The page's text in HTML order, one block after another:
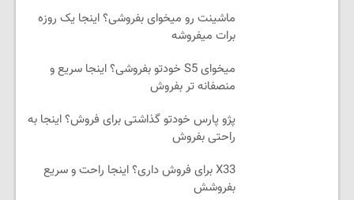
ماشینت رو میخوای بفروشی؟ اینجا یک روزه
برات میفروشه
میخوای S5 خودتو بفروشی؟ اینجا سریع و
منصفانه تر بفروش
پژو پارس خودتو گذاشتی برای فروش؟ اینجا به
راحتی بفروش
X33 برای فروش داری؟ اینجا راحت و سریع
بفروشش